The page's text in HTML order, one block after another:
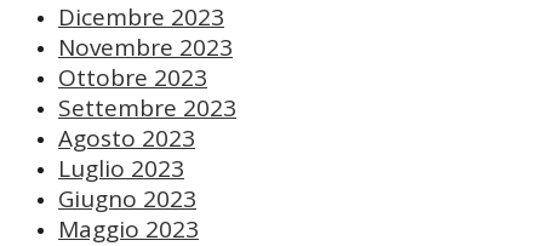
Dicembre 2023
Novembre 2023
Ottobre 2023
Settembre 2023
Agosto 2023
Luglio 2023
Giugno 2023
Maggio 2023